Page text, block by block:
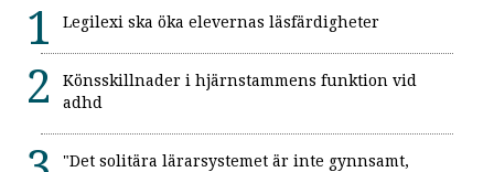
Legilexi ska öka elevernas läsfärdigheter
Könsskillnader i hjärnstammens funktion vid
adhd
"Det solitära lärarsystemet är inte gynnsamt,